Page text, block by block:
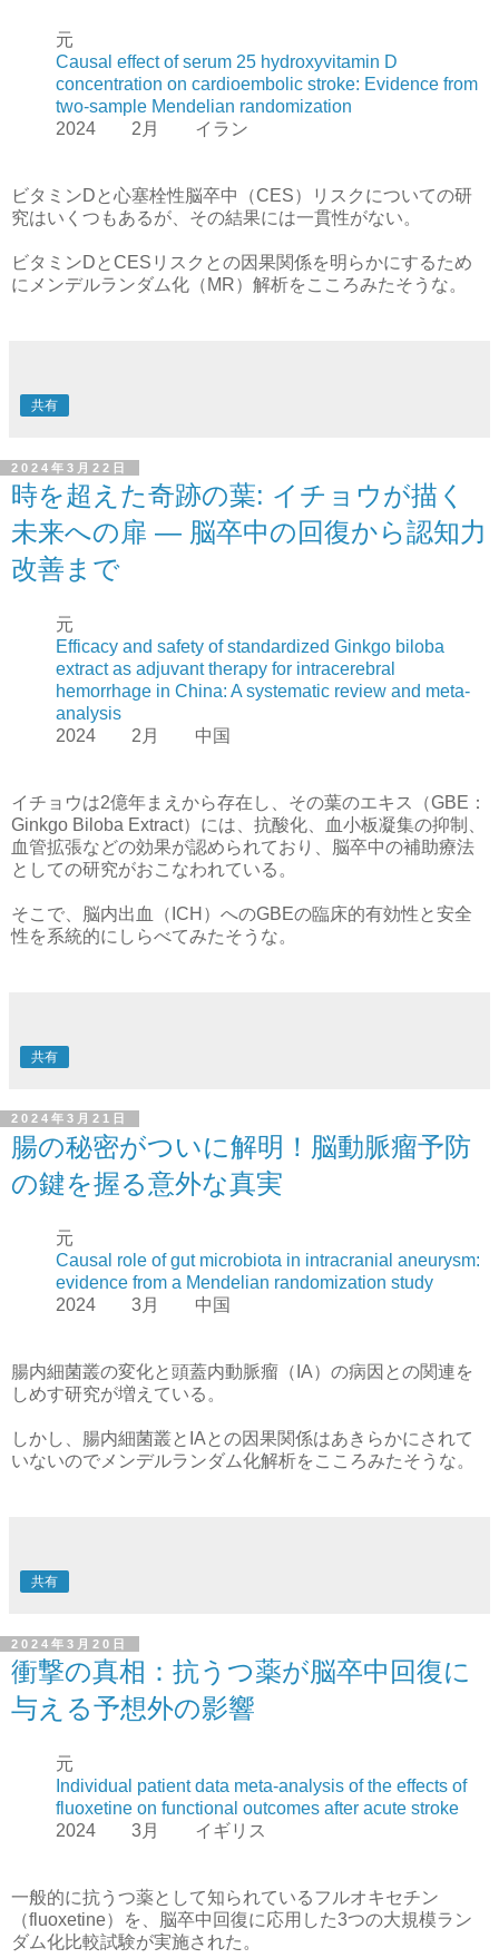
元
Causal effect of serum 25 hydroxyvitamin D
concentration on cardioembolic stroke: Evidence from
two-sample Mendelian randomization
2024 2月 イラン
ビタミンDと心塞栓性脳卒中（CES）リスクについての研
究はいくつもあるが、その結果には一貫性がない。
ビタミンDとCESリスクとの因果関係を明らかにするため
にメンデルランダム化（MR）解析をこころみたそうな。
共有
2024年3月22日
時を超えた奇跡の葉: イチョウが描く
未来への扉 — 脳卒中の回復から認知力
改善まで
元
Efficacy and safety of standardized Ginkgo biloba
extract as adjuvant therapy for intracerebral
hemorrhage in China: A systematic review and meta-
analysis
2024 2月 中国
イチョウは2億年まえから存在し、その葉のエキス（GBE：
Ginkgo Biloba Extract）には、抗酸化、血小板凝集の抑制、
血管拡張などの効果が認められており、脳卒中の補助療法
としての研究がおこなわれている。
そこで、脳内出血（ICH）へのGBEの臨床的有効性と安全
性を系統的にしらべてみたそうな。
共有
2024年3月21日
腸の秘密がついに解明！脳動脈瘤予防
の鍵を握る意外な真実
元
Causal role of gut microbiota in intracranial aneurysm:
evidence from a Mendelian randomization study
2024 3月 中国
腸内細菌叢の変化と頭蓋内動脈瘤（IA）の病因との関連を
しめす研究が増えている。
しかし、腸内細菌叢とIAとの因果関係はあきらかにされて
いないのでメンデルランダム化解析をこころみたそうな。
共有
2024年3月20日
衝撃の真相：抗うつ薬が脳卒中回復に
与える予想外の影響
元
Individual patient data meta-analysis of the effects of
fluoxetine on functional outcomes after acute stroke
2024 3月 イギリス
一般的に抗うつ薬として知られているフルオキセチン
（fluoxetine）を、脳卒中回復に応用した3つの大規模ラン
ダム化比較試験が実施された。